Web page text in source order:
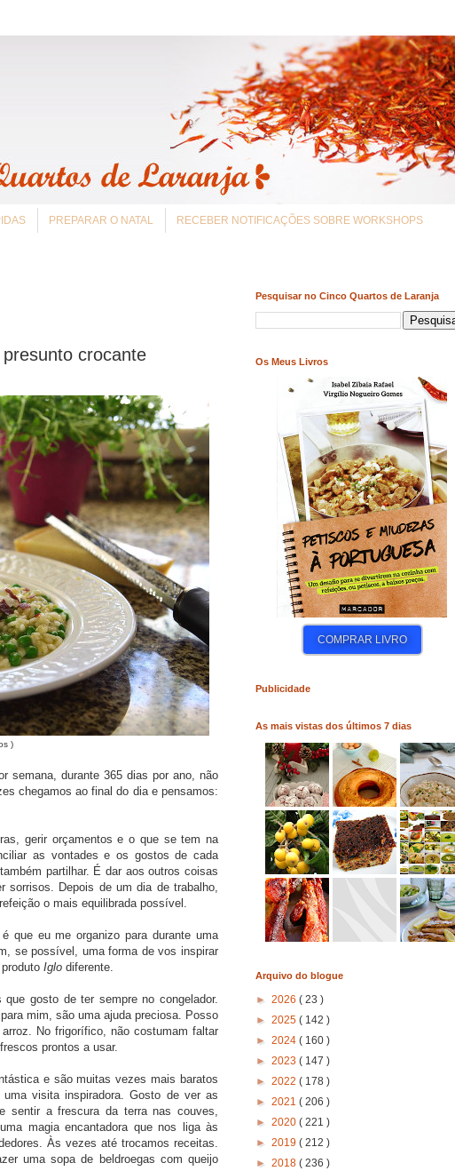
PREPARAR O NATAL RECEBER NOTIFICAÇÕES SOBRE WORKSHOPS
crocante
)
semana, durante 365 dias por ano, não
chegamos ao final do dia e pensamos:
gerir orçamentos e o que se tem na
as vontades e os gostos de cada
partilhar. É dar aos outros coisas
Depois de um dia de trabalho,
o mais equilibrada possível.
que eu me organizo para durante uma
se possível, uma forma de vos inspirar
Iglo diferente.
gosto de ter sempre no congelador.
mim, são uma ajuda preciosa. Posso
No frigorífico, não costumam faltar
prontos a usar.
e são muitas vezes mais baratos
visita inspiradora. Gosto de ver as
sentir a frescura da terra nas couves,
magia encantadora que nos liga às
Às vezes até trocamos receitas.
uma sopa de beldroegas com queijo
Pesquisar no Cinco Quartos de Laranja
Os Meus Livros
LIVRO COMPRAR LIVRO COMPRAR LIVRO
Publicidade
As mais vistas dos últimos 7 dias
Arquivo do blogue
► 2026 ( 23 )
► 2025 ( 142 )
► 2024 ( 160 )
► 2023 ( 147 )
► 2022 ( 178 )
► 2021 ( 206 )
► 2020 ( 221 )
► 2019 ( 212 )
► 2018 ( 236 )